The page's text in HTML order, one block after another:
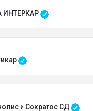
ИНТЕРКАР
и Сократос СД